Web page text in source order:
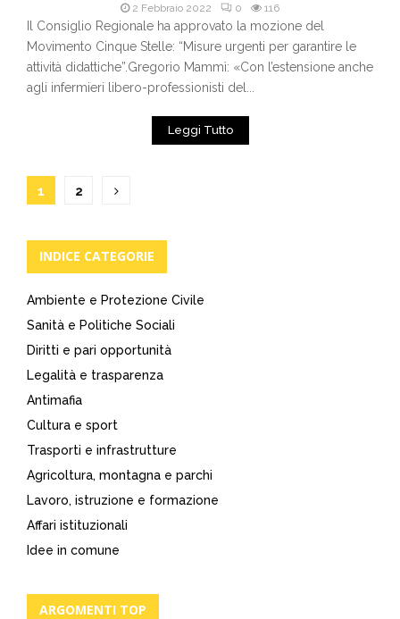
2 Febbraio 2022 0 116
Il Consiglio Regionale ha approvato la mozione del
Movimento Cinque Stelle: “Misure urgenti per garantire le
attività didattiche”.Gregorio Mammì: «Con l’estensione anche
agli infermieri libero-professionisti del...
Leggi Tutto
Paginazione
articoli
1 2
INDICE CATEGORIE
Ambiente e Protezione Civile
Sanità e Politiche Sociali
Diritti e pari opportunità
Legalità e trasparenza
Antimafia
Cultura e sport
Trasporti e infrastrutture
Agricoltura, montagna e parchi
Lavoro, istruzione e formazione
Affari istituzionali
Idee in comune
ARGOMENTI TOP